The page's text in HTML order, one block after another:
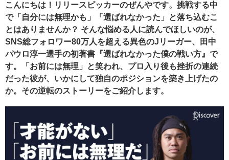
こんにちは！リリースピッカーのぜんやです。 挑戦する中
で「自分には無理かも」「選ばれなかった」と落ち込むこ
とはありませんか？ そんな悩める人に読んでほしいのが、
SNS総フォロワー80万人を超える異色のJリーガー、田中
パウロ淳一選手の初著書『選ばれなかった僕の戦い方』で
す。「お前には無理」と笑われ、プロ入り後も挫折の連続
だった彼が、いかにして独自のポジションを築き上げたの
か。その逆転のストーリーをご紹介します。